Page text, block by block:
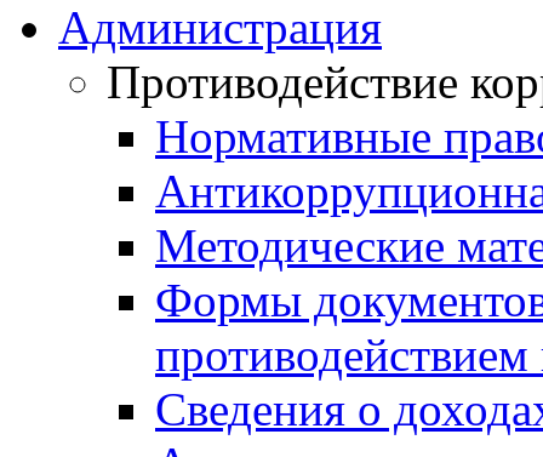
Администрация
Противодействие
Нормативные
Методические
Формы
Сведения о